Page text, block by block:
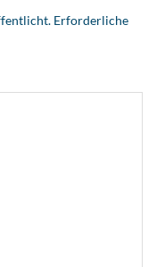
Erforderliche